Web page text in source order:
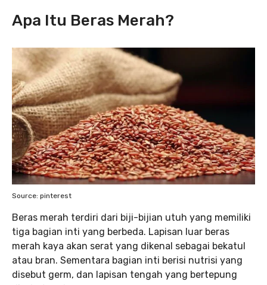
Apa Itu Beras Merah?
Source: pinterest
Beras merah terdiri dari biji-bijian utuh yang memiliki
tiga bagian inti yang berbeda. Lapisan luar beras
merah kaya akan serat yang dikenal sebagai bekatul
atau bran. Sementara bagian inti berisi nutrisi yang
disebut germ, dan lapisan tengah yang bertepung